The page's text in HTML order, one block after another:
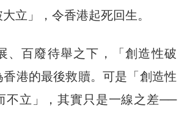
立」，令香港起死回生。
、百廢待舉之下，「創造性破
港的最後救贖。可是「創造性
不立」，其實只是一線之差──